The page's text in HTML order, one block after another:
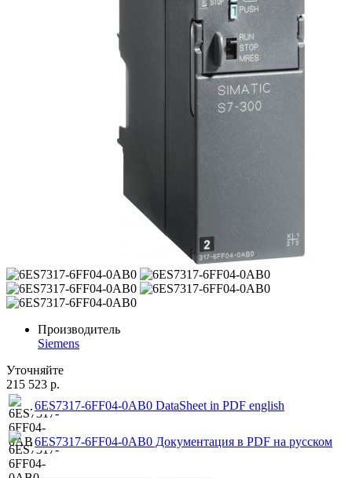
Производитель
Siemens
Уточняйте
215 523 р.
6ES7317-6FF04-0AB0 DataSheet in PDF english
6ES7317-6FF04-0AB0 Документация в PDF на русском